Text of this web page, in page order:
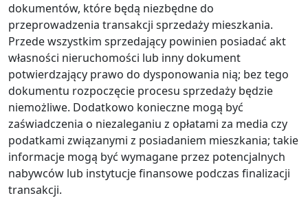
dokumentów, które będą niezbędne do
przeprowadzenia transakcji sprzedaży mieszkania.
Przede wszystkim sprzedający powinien posiadać akt
własności nieruchomości lub inny dokument
potwierdzający prawo do dysponowania nią; bez tego
dokumentu rozpoczęcie procesu sprzedaży będzie
niemożliwe. Dodatkowo konieczne mogą być
zaświadczenia o niezaleganiu z opłatami za media czy
podatkami związanymi z posiadaniem mieszkania; takie
informacje mogą być wymagane przez potencjalnych
nabywców lub instytucje finansowe podczas finalizacji
transakcji.